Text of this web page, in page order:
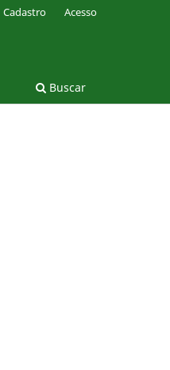
Buscar
Cadastro Acesso